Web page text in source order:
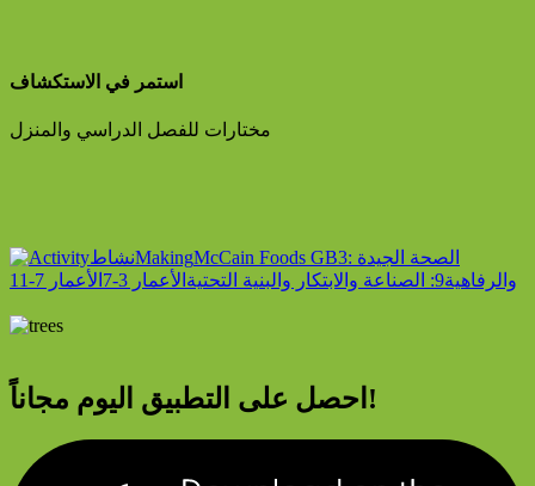
استمر في الاستكشاف
مختارات للفصل الدراسي والمنزل
نشاطMakingMcCain Foods GB3: الصحة الجيدة
والرفاهية9: الصناعة والابتكار والبنية التحتية الأعمار 3-7 الأعمار 7-11
احصل على التطبيق اليوم مجاناً!